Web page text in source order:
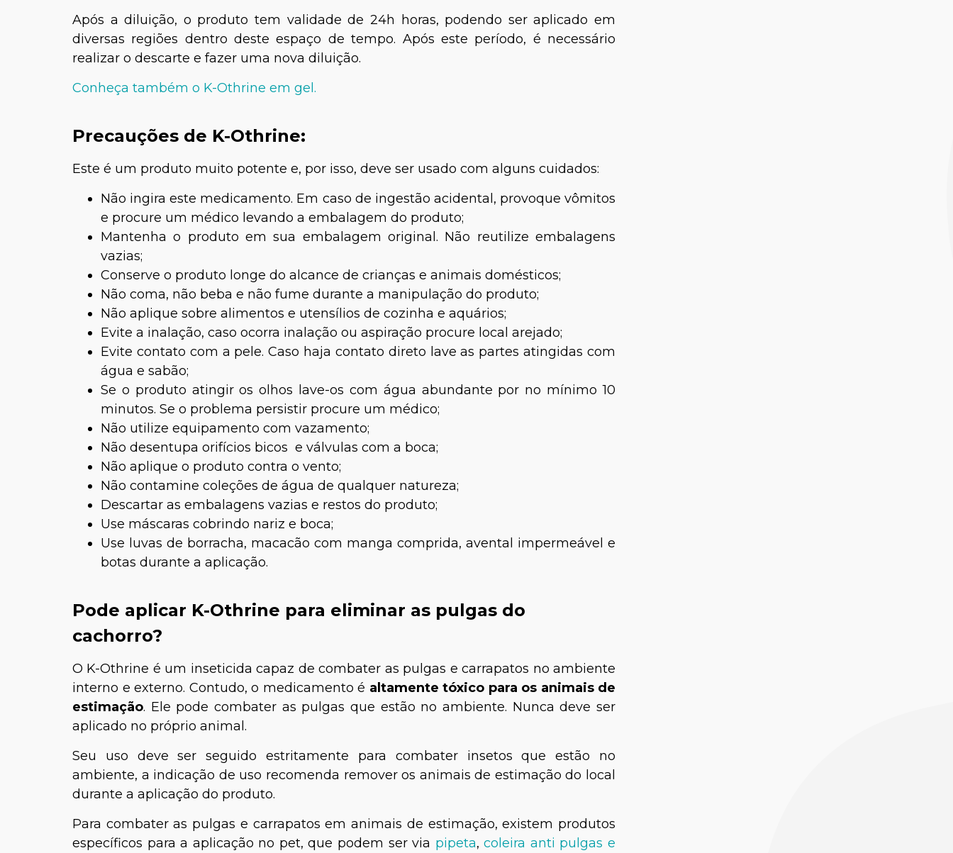
Após a diluição, o produto tem validade de 24h horas, podendo ser aplicado em
diversas regiões dentro deste espaço de tempo. Após este período, é necessário
realizar o descarte e fazer uma nova diluição.
Conheça também o K-Othrine em gel.
Precauções de K-Othrine:
Este é um produto muito potente e, por isso, deve ser usado com alguns cuidados:
Não ingira este medicamento. Em caso de ingestão acidental, provoque vômitos
e procure um médico levando a embalagem do produto;
Mantenha o produto em sua embalagem original. Não reutilize embalagens
vazias;
Conserve o produto longe do alcance de crianças e animais domésticos;
Não coma, não beba e não fume durante a manipulação do produto;
Não aplique sobre alimentos e utensílios de cozinha e aquários;
Evite a inalação, caso ocorra inalação ou aspiração procure local arejado;
Evite contato com a pele. Caso haja contato direto lave as partes atingidas com
água e sabão;
Se o produto atingir os olhos lave-os com água abundante por no mínimo 10
minutos. Se o problema persistir procure um médico;
Não utilize equipamento com vazamento;
Não desentupa orifícios bicos e válvulas com a boca;
Não aplique o produto contra o vento;
Não contamine coleções de água de qualquer natureza;
Descartar as embalagens vazias e restos do produto;
Use máscaras cobrindo nariz e boca;
Use luvas de borracha, macacão com manga comprida, avental impermeável e
botas durante a aplicação.
Pode aplicar K-Othrine para eliminar as pulgas do
cachorro?
O K-Othrine é um inseticida capaz de combater as pulgas e carrapatos no ambiente
interno e externo. Contudo, o medicamento é altamente tóxico para os animais de
estimação. Ele pode combater as pulgas que estão no ambiente. Nunca deve ser
aplicado no próprio animal.
Seu uso deve ser seguido estritamente para combater insetos que estão no
ambiente, a indicação de uso recomenda remover os animais de estimação do local
durante a aplicação do produto.
Para combater as pulgas e carrapatos em animais de estimação, existem produtos
específicos para a aplicação no pet, que podem ser via pipeta,coleira anti pulgas e